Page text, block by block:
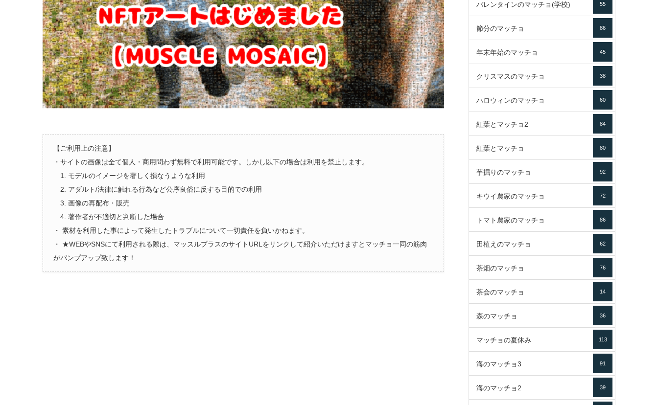
【ご利用上の注意】
・サイトの画像は全て個人・商用問わず無料で利用可能です。しかし以下の場合は利用を禁止します。
1. モデルのイメージを著しく損なうような利用
2. アダルト/法律に触れる行為など公序良俗に反する目的での利用
3. 画像の再配布・販売
4. 著作者が不適切と判断した場合
・ 素材を利用した事によって発生したトラブルについて一切責任を負いかねます。
・ ★WEBやSNSにて利用される際は、マッスルプラスのサイトURLをリンクして紹介いただけますとマッチョ一同の筋肉
がパンプアップ致します！
バレンタインのマッチョ(学校) 55
節分のマッチョ 86
年末年始のマッチョ 45
クリスマスのマッチョ 38
ハロウィンのマッチョ 60
紅葉とマッチョ2 84
紅葉とマッチョ 80
芋掘りのマッチョ 92
キウイ農家のマッチョ 72
トマト農家のマッチョ 86
田植えのマッチョ 62
茶畑のマッチョ 76
茶会のマッチョ 14
森のマッチョ 36
マッチョの夏休み 113
海のマッチョ3 91
海のマッチョ2 39